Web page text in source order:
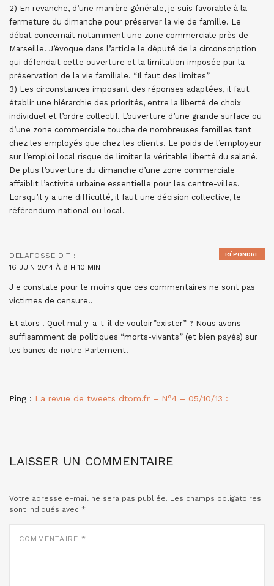
2) En revanche, d’une manière générale, je suis favorable à la
fermeture du dimanche pour préserver la vie de famille. Le
débat concernait notamment une zone commerciale près de
Marseille. J’évoque dans l’article le député de la circonscription
qui défendait cette ouverture et la limitation imposée par la
préservation de la vie familiale. “Il faut des limites”
3) Les circonstances imposant des réponses adaptées, il faut
établir une hiérarchie des priorités, entre la liberté de choix
individuel et l’ordre collectif. L’ouverture d’une grande surface ou
d’une zone commerciale touche de nombreuses familles tant
chez les employés que chez les clients. Le poids de l’employeur
sur l’emploi local risque de limiter la véritable liberté du salarié.
De plus l’ouverture du dimanche d’une zone commerciale
affaiblit l’activité urbaine essentielle pour les centre-villes.
Lorsqu’il y a une difficulté, il faut une décision collective, le
référendum national ou local.
DELAFOSSE DIT :
16 JUIN 2014 À 8 H 10 MIN
J e constate pour le moins que ces commentaires ne sont pas
victimes de censure..
Et alors ! Quel mal y-a-t-il de vouloir”exister” ? Nous avons
suffisamment de politiques “morts-vivants” (et bien payés) sur
les bancs de notre Parlement.
RÉPONDRE
Ping : La revue de tweets dtom.fr – N°4 – 05/10/13 :
LAISSER UN COMMENTAIRE
Votre adresse e-mail ne sera pas publiée. Les champs obligatoires
sont indiqués avec *
COMMENTAIRE